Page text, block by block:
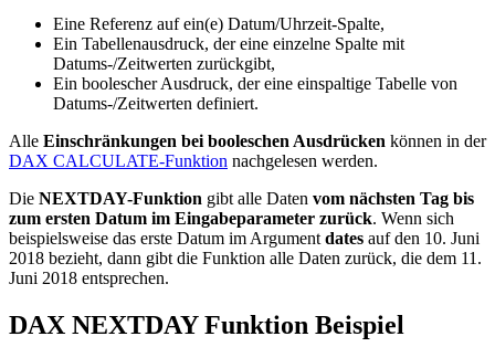
Eine Referenz auf ein(e) Datum/Uhrzeit-Spalte,
Ein Tabellenausdruck, der eine einzelne Spalte mit
Datums-/Zeitwerten zurückgibt,
Ein boolescher Ausdruck, der eine einspaltige Tabelle von
Datums-/Zeitwerten definiert.
Alle Einschränkungen bei booleschen Ausdrücken können in der
DAX CALCULATE-Funktion nachgelesen werden.
Die NEXTDAY-Funktion gibt alle Daten vom nächsten Tag bis
zum ersten Datum im Eingabeparameter zurück. Wenn sich
beispielsweise das erste Datum im Argument dates auf den 10. Juni
2018 bezieht, dann gibt die Funktion alle Daten zurück, die dem 11.
Juni 2018 entsprechen.
DAX NEXTDAY Funktion Beispiel